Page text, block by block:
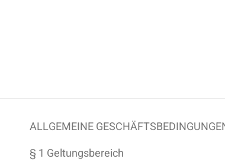
ALLGEMEINE
§ 1 Geltungsbereich